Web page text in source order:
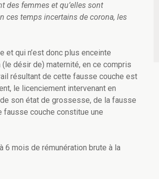
des femmes et qu’elles sont
ces temps incertains de corona, les
et qui n’est donc plus enceinte
désir de) maternité, en ce compris
résultant de cette fausse couche est
le licenciement intervenant en
son état de grossesse, de la fausse
fausse couche constitue une
6 mois de rémunération brute à la